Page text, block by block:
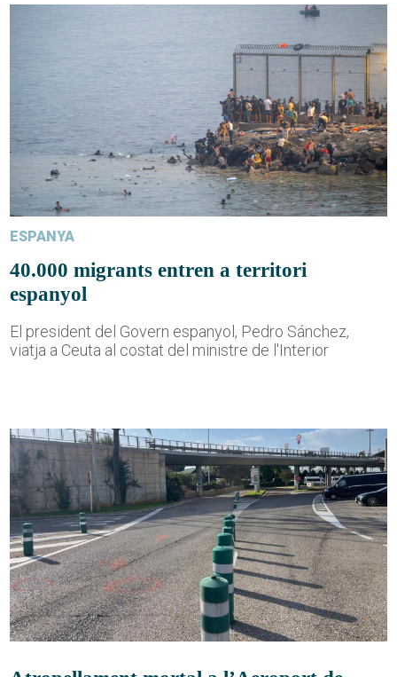
ESPANYA
40.000 migrants entren a territori
espanyol
El president del Govern espanyol, Pedro Sánchez,
viatja a Ceuta al costat del ministre de l'Interior